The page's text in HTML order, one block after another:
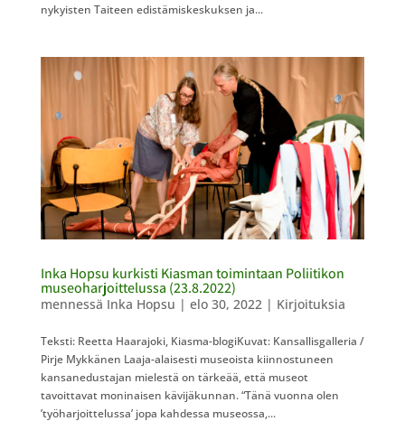
nykyisten Taiteen edistämiskeskuksen ja...
Inka Hopsu kurkisti Kiasman toimintaan Poliitikon
museo­harjoittelussa (23.8.2022)
mennessä Inka Hopsu | elo 30, 2022 | Kirjoituksia
Teksti: Reetta Haarajoki, Kiasma-blogiKuvat: Kansallisgalleria /
Pirje Mykkänen Laaja-alaisesti museoista kiinnostuneen
kansanedustajan mielestä on tärkeää, että museot
tavoittavat moninaisen kävijäkunnan. “Tänä vuonna olen
’työharjoittelussa’ jopa kahdessa museossa,...